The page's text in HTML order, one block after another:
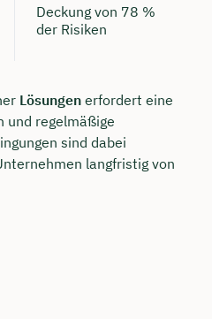
Deckung von 78 %
der Risiken
Lösungen erfordert eine
und regelmäßige
sind dabei
langfristig von